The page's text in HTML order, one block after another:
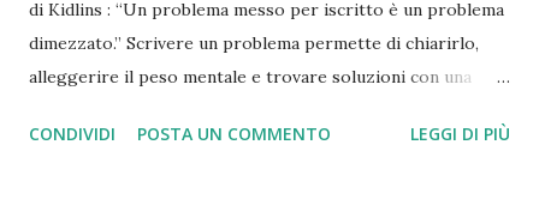
di Kidlins : “Un problema messo per iscritto è un problema
dimezzato.” Scrivere un problema permette di chiarirlo,
alleggerire il peso mentale e trovare soluzioni con una
qualcosa, più è probabile che accadrà.” Concentrarsi sulle
CONDIVIDI POSTA UN COMMENTO LEGGI DI PIÙ